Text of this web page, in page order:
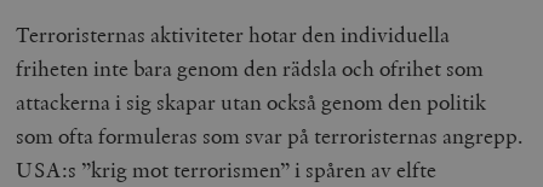
Terroristernas aktiviteter hotar den individuella
friheten inte bara genom den rädsla och ofrihet som
attackerna i sig skapar utan också genom den politik
som ofta formuleras som svar på terroristernas angrepp.
USA:s ”krig mot terrorismen” i spåren av elfte